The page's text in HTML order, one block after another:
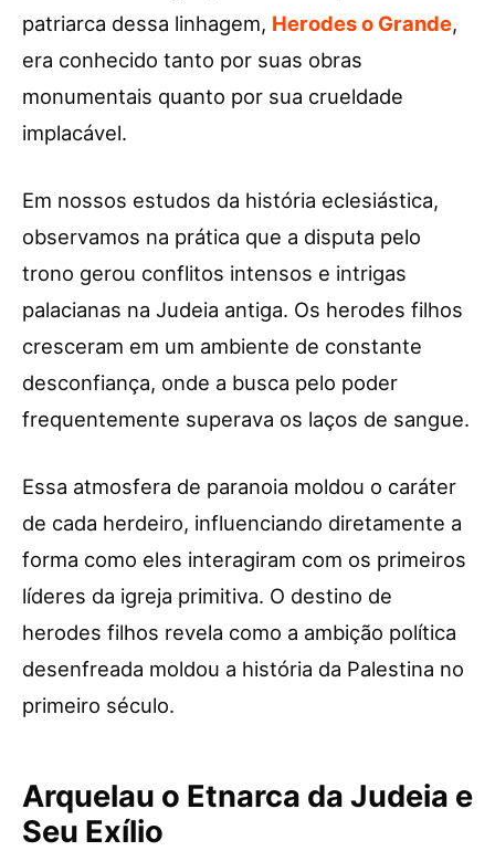
patriarca dessa linhagem, Herodes o Grande,
era conhecido tanto por suas obras
monumentais quanto por sua crueldade
implacável.
Em nossos estudos da história eclesiástica,
observamos na prática que a disputa pelo
trono gerou conflitos intensos e intrigas
palacianas na Judeia antiga. Os herodes filhos
cresceram em um ambiente de constante
desconfiança, onde a busca pelo poder
frequentemente superava os laços de sangue.
Essa atmosfera de paranoia moldou o caráter
de cada herdeiro, influenciando diretamente a
forma como eles interagiram com os primeiros
líderes da igreja primitiva. O destino de
herodes filhos revela como a ambição política
desenfreada moldou a história da Palestina no
primeiro século.
Arquelau o Etnarca da Judeia e
Seu Exílio